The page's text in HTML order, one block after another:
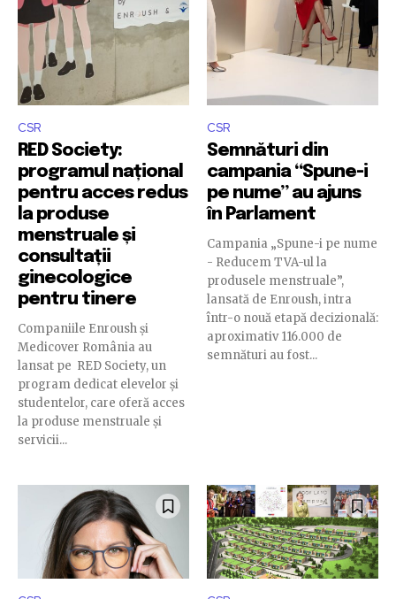
CSR
RED Society:
programul național
pentru acces redus
la produse
menstruale și
consultații
ginecologice
pentru tinere
Companiile Enroush și
Medicover România au
lansat pe RED Society, un
program dedicat elevelor și
studentelor, care oferă acces
la produse menstruale și
servicii...
CSR
Semnături din
campania “Spune-i
pe nume” au ajuns
în Parlament
Campania „Spune-i pe nume
- Reducem TVA-ul la
produsele menstruale”,
lansată de Enroush, intra
într-o nouă etapă decizională:
aproximativ 116.000 de
semnături au fost...